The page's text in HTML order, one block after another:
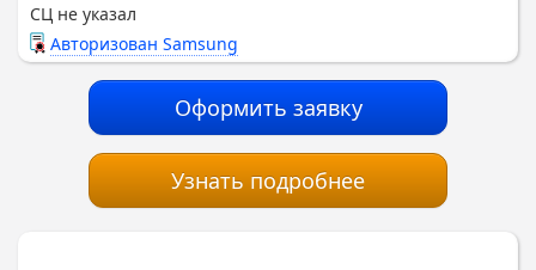
СЦ не указал
Авторизован Samsung
Оформить заявку
Узнать подробнее